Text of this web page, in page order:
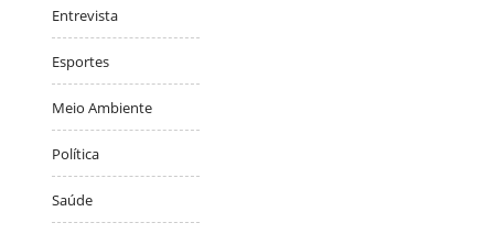
Entrevista
Esportes
Meio Ambiente
Política
Saúde